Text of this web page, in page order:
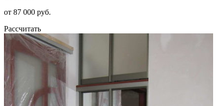
от 87 000 руб.
Рассчитать